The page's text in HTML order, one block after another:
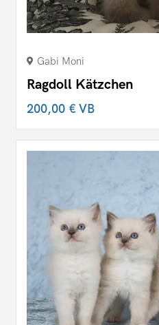
Gabi Moni
Ragdoll Kätzchen
200,00 €VB